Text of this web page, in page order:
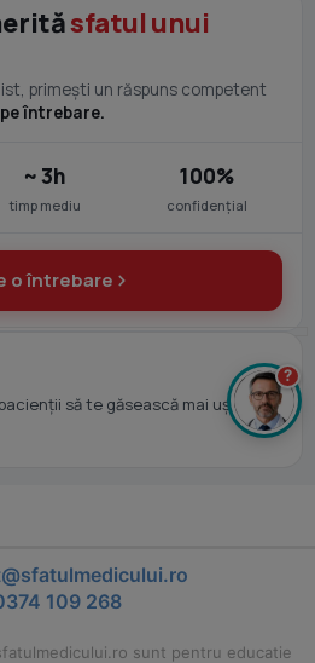
sfatul unui
primești un răspuns competent
întrebare.
~ 3h
timp mediu
100%
confidențial
o întrebare
să te găsească mai ușor.
109 268
sunt pentru educatie
?